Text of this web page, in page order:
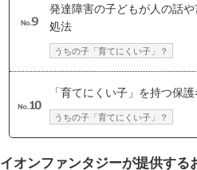
発達障害の子どもが人の話
処法
うちの子「育てにくい子」？
「育てにくい子」を持つ保
うちの子「育てにくい子」？
イオンファンタジーが提供す